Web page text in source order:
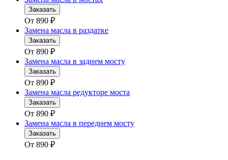
Заказать
От 890 ₽
Замена масла в раздатке
Заказать
От 890 ₽
Замена масла в заднем мосту
Заказать
От 890 ₽
Замена масла редукторе моста
Заказать
От 890 ₽
Замена масла в переднем мосту
Заказать
От 890 ₽